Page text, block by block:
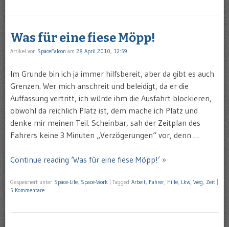
Was für eine fiese Möpp!
Artikel von SpaceFalcon am 28 April 2010, 12:59
Im Grunde bin ich ja immer hilfsbereit, aber da gibt es auch
Grenzen. Wer mich anschreit und beleidigt, da er die
Auffassung vertritt, ich würde ihm die Ausfahrt blockieren,
obwohl da reichlich Platz ist, dem mache ich Platz und
denke mir meinen Teil. Scheinbar, sah der Zeitplan des
Fahrers keine 3 Minuten „Verzögerungen“ vor, denn …
Continue reading ‘Was für eine fiese Möpp!’ »
Gespeichert unter Space-Life Space-Work Tagged Arbeit Fahrer Hilfe Lkw, Weg Zeit
5 Kommentare